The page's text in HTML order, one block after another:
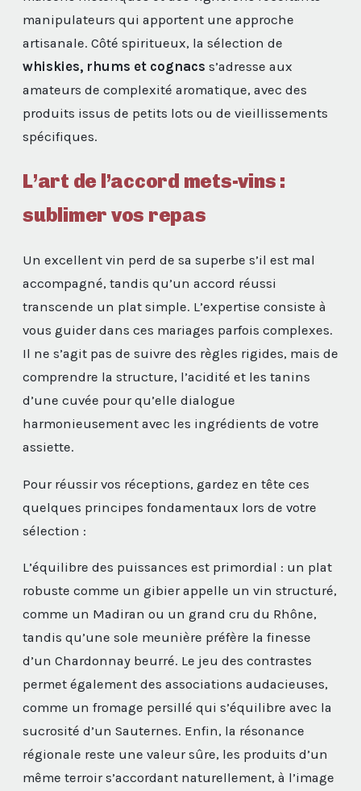
manipulateurs qui apportent une approche
artisanale. Côté spiritueux, la sélection de
whiskies, rhums et cognacs s’adresse aux
amateurs de complexité aromatique, avec des
produits issus de petits lots ou de vieillissements
spécifiques.
L’art de l’accord mets-vins :
sublimer vos repas
Un excellent vin perd de sa superbe s’il est mal
accompagné, tandis qu’un accord réussi
transcende un plat simple. L’expertise consiste à
vous guider dans ces mariages parfois complexes.
Il ne s’agit pas de suivre des règles rigides, mais de
comprendre la structure, l’acidité et les tanins
d’une cuvée pour qu’elle dialogue
harmonieusement avec les ingrédients de votre
assiette.
Pour réussir vos réceptions, gardez en tête ces
quelques principes fondamentaux lors de votre
sélection :
L’équilibre des puissances est primordial : un plat
robuste comme un gibier appelle un vin structuré,
comme un Madiran ou un grand cru du Rhône,
tandis qu’une sole meunière préfère la finesse
d’un Chardonnay beurré. Le jeu des contrastes
permet également des associations audacieuses,
comme un fromage persillé qui s’équilibre avec la
sucrosité d’un Sauternes. Enfin, la résonance
régionale reste une valeur sûre, les produits d’un
même terroir s’accordant naturellement, à l’image